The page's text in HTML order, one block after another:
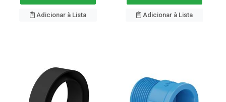
Adicionar à Lista Adicionar à Lista